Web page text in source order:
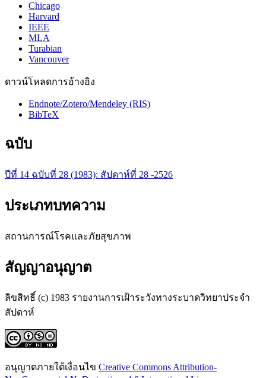
Chicago
Harvard
IEEE
MLA
Turabian
Vancouver
ดาวน์โหลดการอ้างอิง
Endnote/Zotero/Mendeley (RIS)
BibTeX
ฉบับ
ปีที่ 14 ฉบับที่ 28 (1983): สัปดาห์ที่​ 28 -2526
ประเภทบทความ
สถานการณ์โรคและภัยสุขภาพ
สัญญาอนุญาต
ลิขสิทธิ์ (c) 1983 รายงานการเฝ้าระวังทางระบาดวิทยาประจำ
สัปดาห์
อนุญาตภายใต้เงื่อนไข Creative Commons Attribution-